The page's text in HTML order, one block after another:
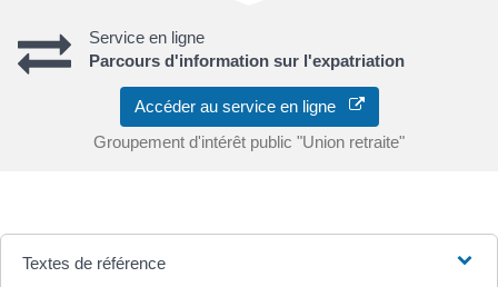
Service en ligne
Parcours d'information sur l'expatriation
Accéder au service en ligne
Groupement d'intérêt public "Union retraite"
Textes de référence